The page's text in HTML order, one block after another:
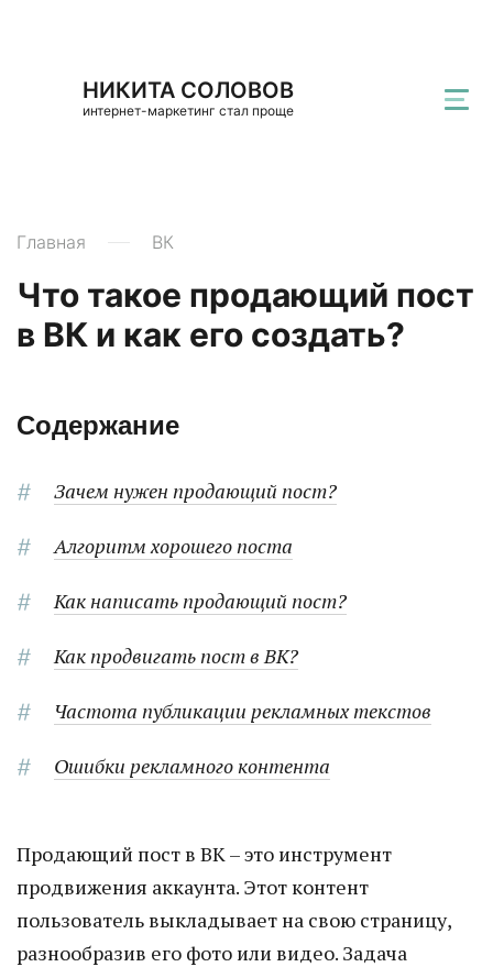
НИКИТА СОЛОВОВ
интернет-маркетинг стал проще
Главная ВК
Что такое продающий пост
в ВК и как его создать?
Содержание
Зачем нужен продающий пост?
Алгоритм хорошего поста
Как написать продающий пост?
Как продвигать пост в ВК?
Частота публикации рекламных текстов
Ошибки рекламного контента
Продающий пост в ВК – это инструмент
продвижения аккаунта. Этот контент
пользователь выкладывает на свою страницу,
разнообразив его фото или видео. Задача